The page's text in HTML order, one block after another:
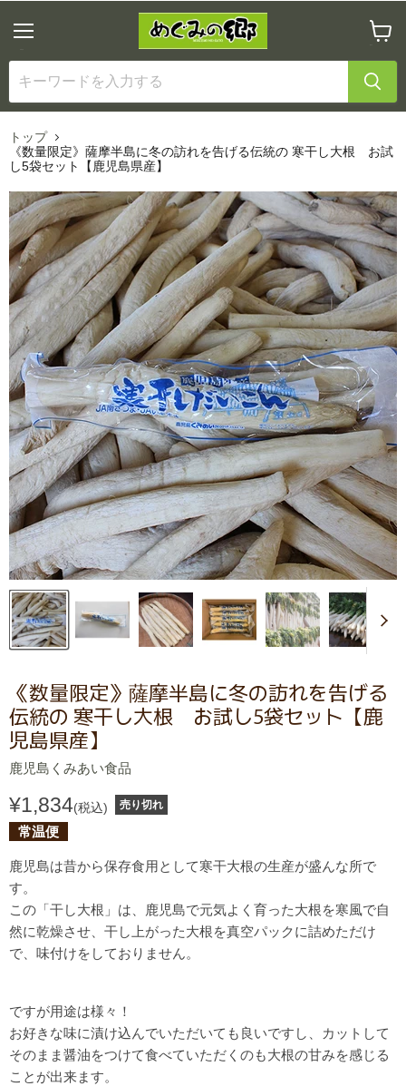
ニ
ュ
ー
ー
ト
を
見
トップ
《数量限定》薩摩半島に冬の訪れを告げる伝統の 寒干し大根 お試
し5袋セット【鹿児島県産】
《数量限定》薩摩半島に冬の訪れを告げる
伝統の 寒干し大根 お試し5袋セット【鹿
児島県産】
鹿児島くみあい食品
¥1,834(税込) 売り切れ
常温便
鹿児島は昔から保存食用として寒干大根の生産が盛んな所で
す。
この「干し大根」は、鹿児島で元気よく育った大根を寒風で自
然に乾燥させ、干し上がった大根を真空パックに詰めただけ
で、味付けをしておりません。
ですが用途は様々！
お好きな味に漬け込んでいただいても良いですし、カットして
そのまま醤油をつけて食べていただくのも大根の甘みを感じる
ことが出来ます。